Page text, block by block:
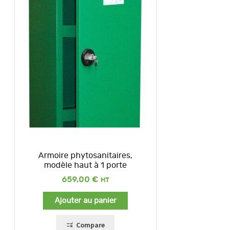
Armoire phytosanitaires,
modèle haut à 1 porte
659,00 €
Ajouter au panier
Compare